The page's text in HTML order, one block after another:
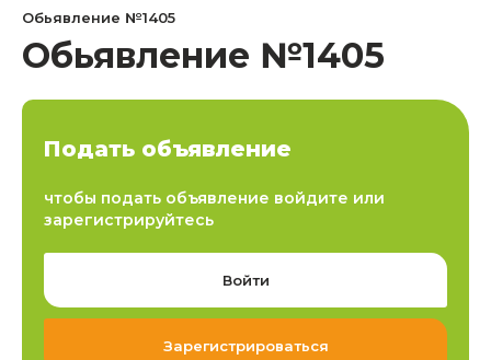
Обьявление №1405
Обьявление №1405
Подать объявление
чтобы подать объявление войдите или
зарегистрируйтесь
Войти
Зарегистрироваться